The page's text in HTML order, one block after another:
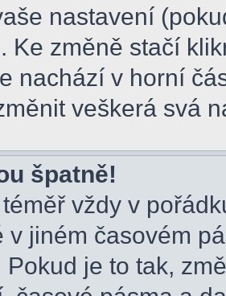
nastavení
Ke změně stačí
nachází v horní
veškerá svá
špatně!
vždy v
v jiném časovém
Pokud je to tak,